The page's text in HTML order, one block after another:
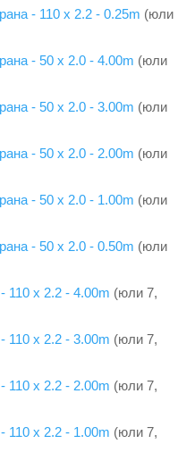
- 110 x 2.2 - 0.25m (юли
- 50 x 2.0 - 4.00m (юли
- 50 x 2.0 - 3.00m (юли
- 50 x 2.0 - 2.00m (юли
- 50 x 2.0 - 1.00m (юли
- 50 x 2.0 - 0.50m (юли
110 x 2.2 - 4.00m (юли 7,
110 x 2.2 - 3.00m (юли 7,
110 x 2.2 - 2.00m (юли 7,
110 x 2.2 - 1.00m (юли 7,